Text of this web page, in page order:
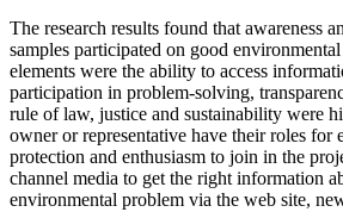
The research results found that awareness
samples participated on good
elements were the ability to access
participation in problem-solving,
rule of law, justice and sustainability were
owner or representative have their roles for
protection and enthusiasm to join in the
channel media to get the right information
environmental problem via the web site,